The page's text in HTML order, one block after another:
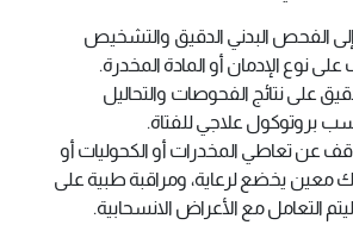
الفحص البدني الدقيق والتشخيص
على نوع الإدمان أو المادة المخدرة.
على نتائج الفحوصات والتحاليل
بروتوكول علاجي للفتاة.
عن تعاطي المخدرات أو الكحوليات أو
معين يخضع لرعاية، ومراقبة طبية على